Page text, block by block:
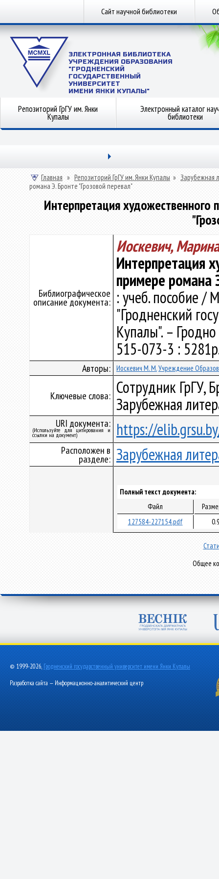
Сайт научной библиотеки
ЭЛЕКТРОННАЯ БИБЛИОТЕКА
УЧРЕЖДЕНИЯ ОБРАЗОВАНИЯ
"ГРОДНЕНСКИЙ
ГОСУДАРСТВЕННЫЙ
УНИВЕРСИТЕТ
ИМЕНИ ЯНКИ КУПАЛЫ"
Репозиторий ГрГУ им. Янки
Купалы
Электронный каталог
библиотеки
Главная » Репозиторий ГрГУ им. Янки Купалы » Зарубежная
романа Э. Бронте "Грозовой перевал"
Интерпретация художественного
Библиографическое
описание документа:
Иоскевич,
Интерпретация
примере романа
: учеб. пособие /
"Гродненский
Купалы". –
515-073-3 :
Авторы: Иоскевич М. М.Учреждение
Ключевые слова: Сотрудник ГрГУ,
Зарубежная
URI документа:
(Используйте для цитирования и
ссылки на документ) https://
Расположен в
разделе: Зарубежная
Полный текст документа:
Файл
127584-227154.pdf
Общее
© 1999-2026, Гродненский государственный университет имени Янки Купалы
Разработка сайта — Информационно-аналитический центр